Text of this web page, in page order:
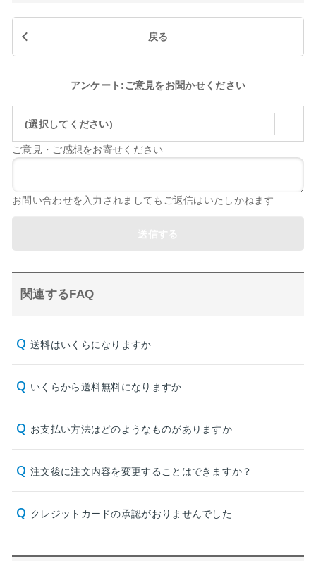
戻る
アンケート:ご意見をお聞かせください
(選択してください)
ご意見・ご感想をお寄せください
お問い合わせを入力されましてもご返信はいたしかねます
関連するFAQ
送料はいくらになりますか
いくらから送料無料になりますか
お支払い方法はどのようなものがありますか
注文後に注文内容を変更することはできますか？
クレジットカードの承認がおりませんでした